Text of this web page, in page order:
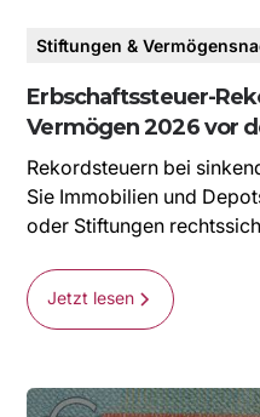
Stiftungen &
Erbschaftssteuer-
Vermögen 2026 vor
Rekordsteuern bei
Sie Immobilien und
oder Stiftungen
Jetzt lesen